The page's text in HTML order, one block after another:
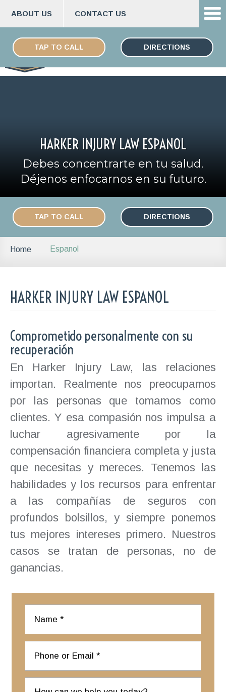
content
ABOUT US CONTACT US
TAP TO CALL DIRECTIONS
ENGLISH
HARKER INJURY LAW ESPANOL
Debes concentrarte en tu salud.
Déjenos enfocarnos en su futuro.
TAP TO CALL DIRECTIONS
Home Espanol
HARKER INJURY LAW ESPANOL
Comprometido personalmente con su
recuperación
En Harker Injury Law, las relaciones
importan. Realmente nos preocupamos
por las personas que tomamos como
clientes. Y esa compasión nos impulsa a
luchar agresivamente por la
compensación financiera completa y justa
que necesitas y mereces. Tenemos las
habilidades y los recursos para enfrentar
a las compañías de seguros con
profundos bolsillos, y siempre ponemos
tus mejores intereses primero. Nuestros
casos se tratan de personas, no de
ganancias.